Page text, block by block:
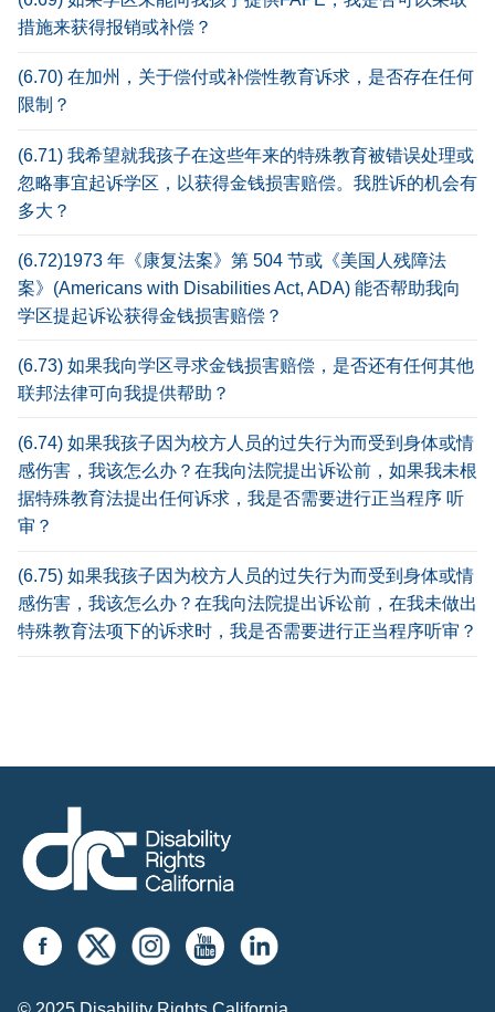
措施来获得报销或补偿？
(6.70) 在加州，关于偿付或补偿性教育诉求，是否存在任何
限制？
(6.71) 我希望就我孩子在这些年来的特殊教育被错误处理或
忽略事宜起诉学区，以获得金钱损害赔偿。我胜诉的机会有
多大？
(6.72)1973 年《康复法案》第 504 节或《美国人残障法
案》(Americans with Disabilities Act, ADA) 能否帮助我向
学区提起诉讼获得金钱损害赔偿？
(6.73) 如果我向学区寻求金钱损害赔偿，是否还有任何其他
联邦法律可向我提供帮助？
(6.74) 如果我孩子因为校方人员的过失行为而受到身体或情
感伤害，我该怎么办？在我向法院提出诉讼前，如果我未根
据特殊教育法提出任何诉求，我是否需要进行正当程序 听
审？
(6.75) 如果我孩子因为校方人员的过失行为而受到身体或情
感伤害，我该怎么办？在我向法院提出诉讼前，在我未做出
特殊教育法项下的诉求时，我是否需要进行正当程序听审？